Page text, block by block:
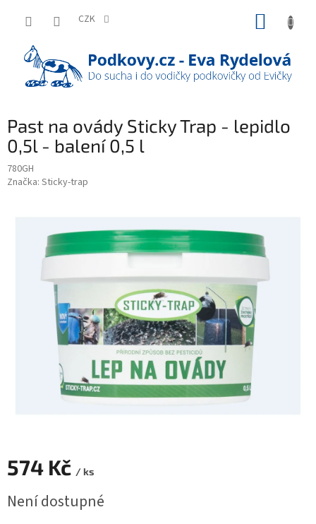
CZK
Past na ovády Sticky Trap - lepidlo
0,5l - balení 0,5 l
780GH
Značka: Sticky-trap
574 Kč / ks
cena:
Není dostupné